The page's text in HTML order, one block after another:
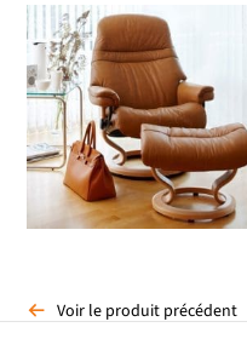
Voir le produit précédent